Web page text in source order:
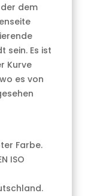
dem
sein. Es ist
Kurve
es von
Farbe.
ISO